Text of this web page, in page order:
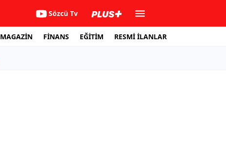
Sözcü Tv
MAGAZİN FİNANS EĞİTİM RESMİ İLANLAR